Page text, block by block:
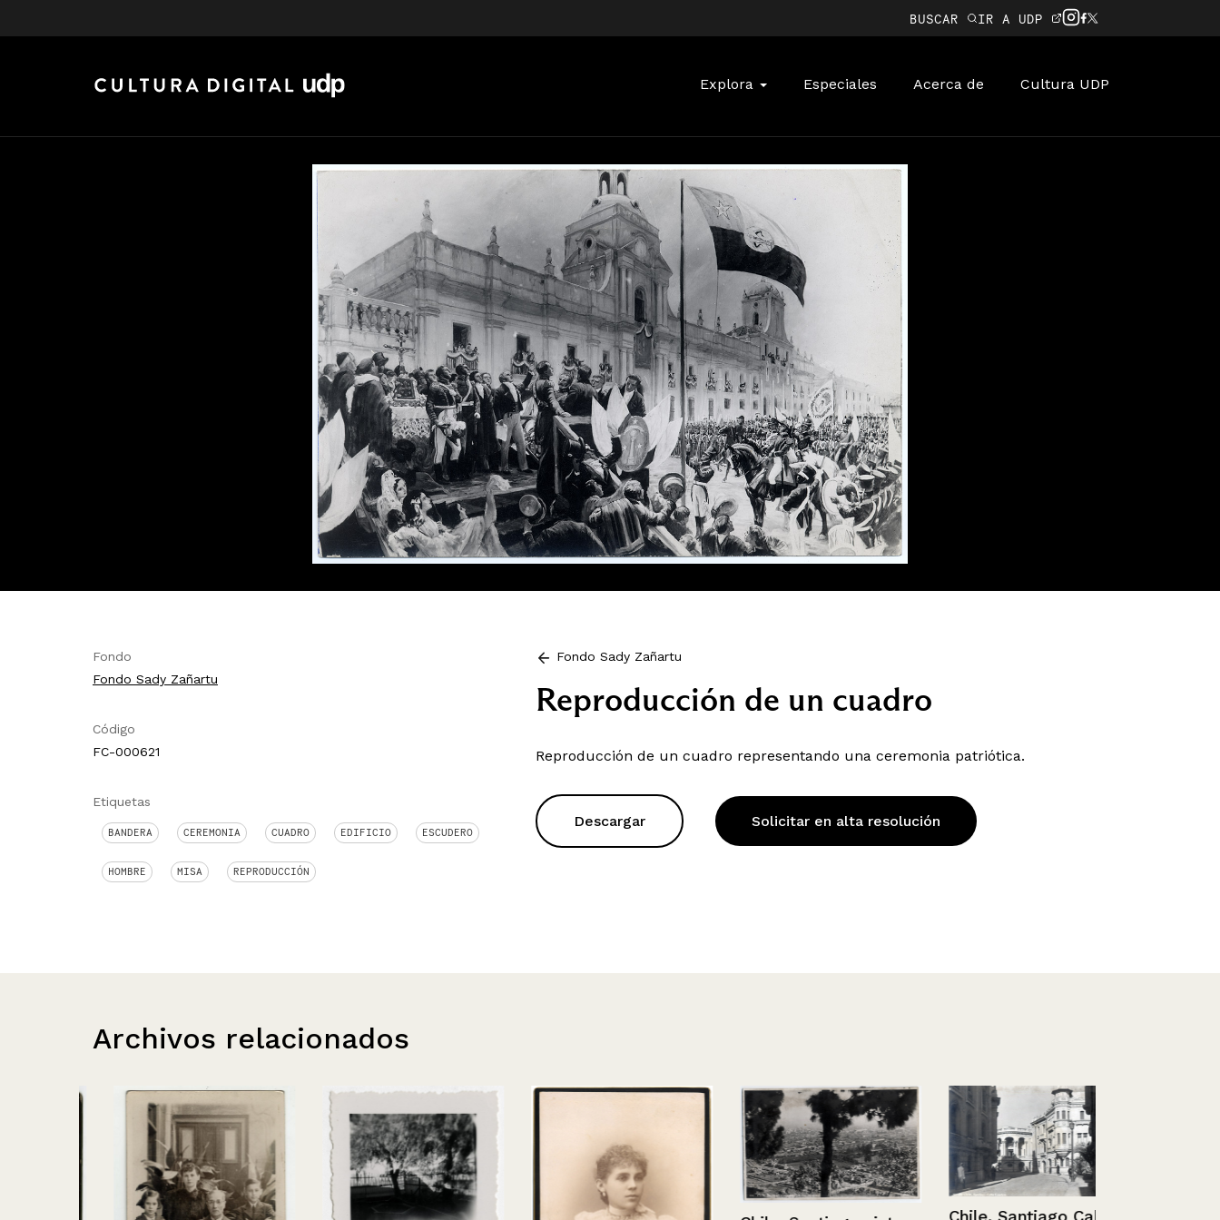
BUSCAR IR A UDP
Explora Especiales Acerca de Cultura UDP
Fondo
Fondo Sady Zañartu
Código
FC-000621
Etiquetas
BANDERA CEREMONIA CUADRO EDIFICIO ESCUDERO
HOMBRE MISA REPRODUCCIÓN
Fondo Sady Zañartu
Reproducción de un cuadro
Reproducción de un cuadro representando una ceremonia patriótica.
Descargar Solicitar en alta resolución
Archivos relacionados
Chile, Santiago Calle